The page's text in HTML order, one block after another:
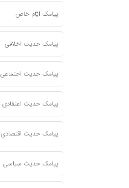
پیامک ايّام خاص
پیامک حدیت اخلاقی
پیامک حدیث اجتماعی
پیامک حدیث اعتقادی
پیامک حدیث اقتصادی
پیامک حدیث سیاسی